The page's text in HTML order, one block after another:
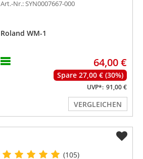
Art.-Nr.: SYN0007667-000
Roland WM-1
64,00 €
Spare 27,00 € (30%)
UVP*: 91,00 €
VERGLEICHEN
(105)